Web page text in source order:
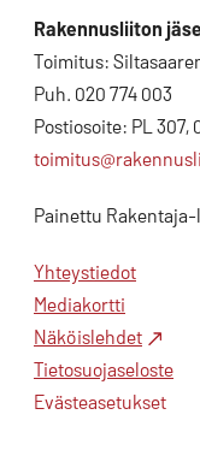
Rakennusliiton
Toimitus:
Puh. 020 774 003
Postiosoite: PL 307,
Painettu
Yhteystiedot
Mediakortti
Näköislehdet
Tietosuojaseloste
Evästeasetukset